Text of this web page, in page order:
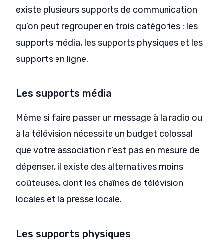
existe plusieurs supports de communication
qu’on peut regrouper en trois catégories : les
supports média, les supports physiques et les
supports en ligne.
Les supports média
Même si faire passer un message à la radio ou
à la télévision nécessite un budget colossal
que votre association n’est pas en mesure de
dépenser, il existe des alternatives moins
coûteuses, dont les chaînes de télévision
locales et la presse locale.
Les supports physiques